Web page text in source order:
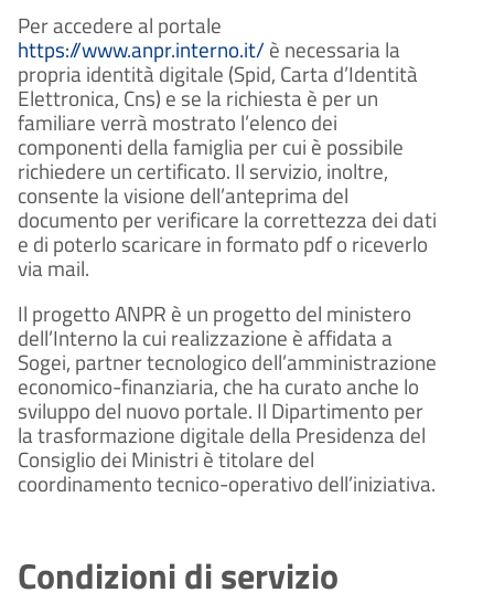
Per accedere al portale
https://www.anpr.interno.it/ è necessaria la
propria identità digitale (Spid, Carta d’Identità
Elettronica, Cns) e se la richiesta è per un
familiare verrà mostrato l’elenco dei
componenti della famiglia per cui è possibile
richiedere un certificato. Il servizio, inoltre,
consente la visione dell’anteprima del
documento per verificare la correttezza dei dati
e di poterlo scaricare in formato pdf o riceverlo
via mail.
Il progetto ANPR è un progetto del ministero
dell’Interno la cui realizzazione è affidata a
Sogei, partner tecnologico dell’amministrazione
economico-finanziaria, che ha curato anche lo
sviluppo del nuovo portale. Il Dipartimento per
la trasformazione digitale della Presidenza del
Consiglio dei Ministri è titolare del
coordinamento tecnico-operativo dell’iniziativa.
Condizioni di servizio